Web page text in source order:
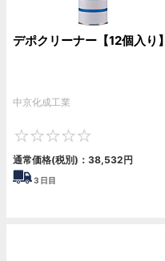
デポクリーナー【12個入り】
中京化成工業
通常価格(税別)： 38,532円
3 日目